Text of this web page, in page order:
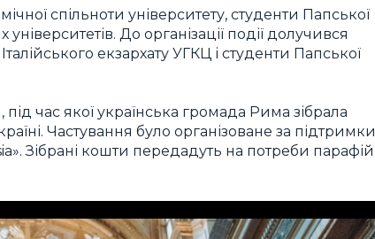
спільноти університету, студенти Папської
До організації події долучився
екзархату УГКЦ і студенти Папської
під час якої українська громада Рима зібрала
Частування було організоване за підтримки
Зібрані кошти передадуть на потреби парафій